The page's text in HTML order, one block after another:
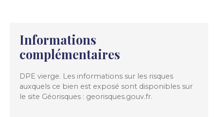
Informations
complémentaires
DPE vierge. Les informations sur les risques
auxquels ce bien est exposé sont disponibles sur
le site Géorisques : georisques.gouv.fr.